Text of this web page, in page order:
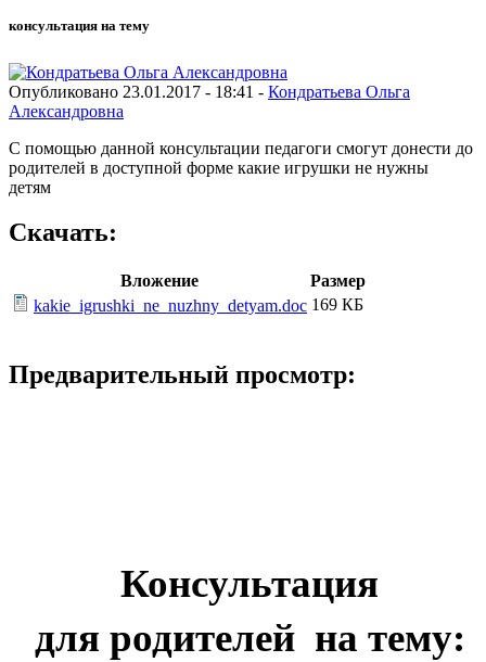
консультация на тему
Опубликовано 23.01.2017 - 18:41 - Кондратьева Ольга
Александровна
С помощью данной консультации педагоги смогут донести до
родителей в доступной форме какие игрушки не нужны
детям
Скачать:
Вложение
Размер
kakie_igrushki_ne_nuzhny_detyam.doc 169 КБ
Предварительный просмотр:
Консультация
для родителей на тему: